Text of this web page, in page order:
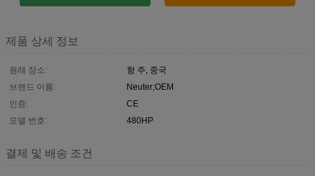
제품 상세 정보
원래 장소:
항 주, 중국
브랜드 이름:
Neuter;OEM
인증:
CE
모델 번호:
480HP
결제 및 배송 조건